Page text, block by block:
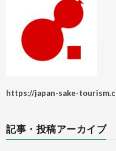
https://japan-sake-
記事・投稿アーカイブ